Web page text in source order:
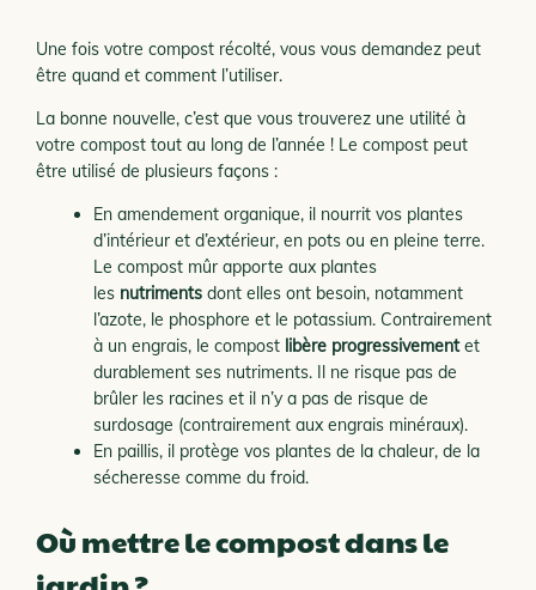
Une fois votre compost récolté, vous vous demandez peut
être quand et comment l’utiliser.
La bonne nouvelle, c’est que vous trouverez une utilité à
votre compost tout au long de l’année ! Le compost peut
être utilisé de plusieurs façons :
En amendement organique, il nourrit vos plantes
d’intérieur et d’extérieur, en pots ou en pleine terre.
Le compost mûr apporte aux plantes
les nutriments dont elles ont besoin, notamment
l’azote, le phosphore et le potassium. Contrairement
à un engrais, le compost libère progressivementet
durablement ses nutriments. Il ne risque pas de
brûler les racines et il n’y a pas de risque de
surdosage (contrairement aux engrais minéraux).
En paillis, il protège vos plantes de la chaleur, de la
sécheresse comme du froid.
Où mettre le compost dans le